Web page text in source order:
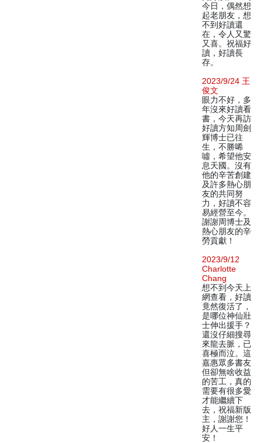
今日，偶然想
起老朋友，想
不到好讀還
在，令人又驚
又喜。祝福好
讀，好讀長
存。
2023/9/24 王
俊文
眼力不好，多
年沒來好讀看
書，今天再訪
好讀方知周劍
輝博士已往
生，不勝唏
噓，希望他安
息天國。沒有
他的辛苦創建
及許多熱心朋
友的共同努
力，好讀不容
易經營至今。
謝謝周博士及
熱心朋友的辛
勞貢獻！
2023/9/12
Charlotte
Chang
想不到今天上
網查看，好讀
竟然復活了，
是哪位神仙壯
士伸出援手？
還沒仔細搜尋
來龍去脈，已
喜極而泣。這
嘉惠眾多書友
但卻無啥收益
的苦工，真的
需要有很多愛
才能繼續下
去，祝福新版
主，謝謝您！
好人一生平
安！